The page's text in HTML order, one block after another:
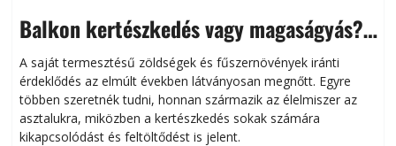
Balkon kertészkedés vagy magaságyás?
Helytakarékos kertészkedés
A saját termesztésű zöldségek és fűszernövények iránti
érdeklődés az elmúlt években látványosan megnőtt. Egyre
többen szeretnék tudni, honnan származik az élelmiszer az
asztalukra, miközben a kertészkedés sokak számára
kikapcsolódást és feltöltődést is jelent.